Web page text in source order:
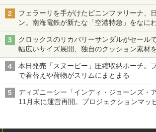
フェラーリを手がけたピニンファリーナ、
ン。南海電鉄が新たな「空港特急」をなに
クロックスのリカバリーサンダルがセール
幅広いサイズ展開、独自のクッション素材
本日発売「スヌーピー」圧縮収納ポーチ。
で着替えや荷物がスリムにまとまる
ディズニーシー「インディ・ジョーンズ・
11月末に運営再開。プロジェクションマッ